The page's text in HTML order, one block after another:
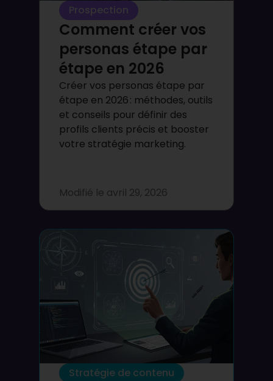
Prospection
Comment créer vos
personas étape par
étape en 2026
Créer vos personas étape par
étape en 2026 : méthodes, outils
et conseils pour définir des
profils clients précis et booster
votre stratégie marketing.
Modifié le avril 29, 2026
Stratégie de contenu